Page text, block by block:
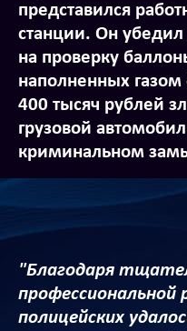
представился
станции. Он убедил
на проверку
наполненных
400 тысяч рублей
грузовой
криминальном
"Благодаря
профессиональной
полицейских